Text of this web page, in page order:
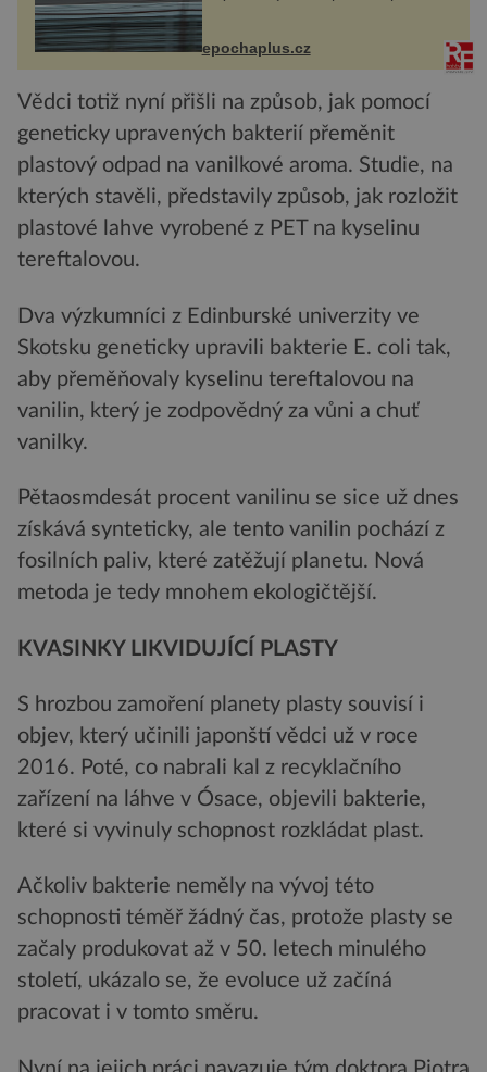
na vlastní kůži, často s trvalými
následky nebo bohužel i ztrátou
života. Dnes nepochopiteln...
epochaplus.cz
Vědci totiž nyní přišli na způsob, jak pomocí
geneticky upravených bakterií přeměnit
plastový odpad na vanilkové aroma. Studie, na
kterých stavěli, představily způsob, jak rozložit
plastové lahve vyrobené z PET na kyselinu
tereftalovou.
Dva výzkumníci z Edinburské univerzity ve
Skotsku geneticky upravili bakterie E. coli tak,
aby přeměňovaly kyselinu tereftalovou na
vanilin, který je zodpovědný za vůni a chuť
vanilky.
Pětaosmdesát procent vanilinu se sice už dnes
získává synteticky, ale tento vanilin pochází z
fosilních paliv, které zatěžují planetu. Nová
metoda je tedy mnohem ekologičtější.
KVASINKY LIKVIDUJÍCÍ PLASTY
S hrozbou zamoření planety plasty souvisí i
objev, který učinili japonští vědci už v roce
2016. Poté, co nabrali kal z recyklačního
zařízení na láhve v Ósace, objevili bakterie,
které si vyvinuly schopnost rozkládat plast.
Ačkoliv bakterie neměly na vývoj této
schopnosti téměř žádný čas, protože plasty se
začaly produkovat až v 50. letech minulého
století, ukázalo se, že evoluce už začíná
pracovat i v tomto směru.